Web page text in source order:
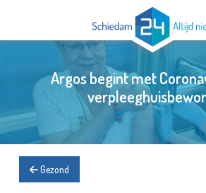
Argos begint met
Gezond